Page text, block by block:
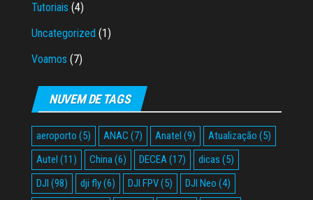
Tutoriais (4)
Uncategorized (1)
Voamos (7)
NUVEM DE TAGS
aeroporto (5) ANAC (7) Anatel (9) Atualização (5)
Autel (11) China(6) DECEA(17) dicas (5)
DJI (98) dji fly(6) DJI FPV(5) DJI Neo (4)